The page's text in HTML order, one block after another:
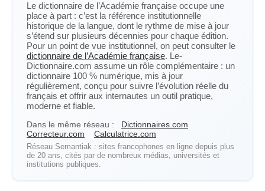
Le dictionnaire de l’Académie française occupe une
place à part : c’est la référence institutionnelle
historique de la langue, dont le rythme de mise à jour
s’étend sur plusieurs décennies pour chaque édition.
Pour un point de vue institutionnel, on peut consulter le
dictionnaire de l’Académie française. Le-
Dictionnaire.com assume un rôle complémentaire : un
dictionnaire 100 % numérique, mis à jour
régulièrement, conçu pour suivre l’évolution réelle du
français et offrir aux internautes un outil pratique,
moderne et fiable.
Dans le même réseau :
Dictionnaires.com
Correcteur.com
Calculatrice.com
Réseau Semantiak : sites francophones en ligne depuis plus
de 20 ans, cités par de nombreux médias, universités et
institutions publiques.